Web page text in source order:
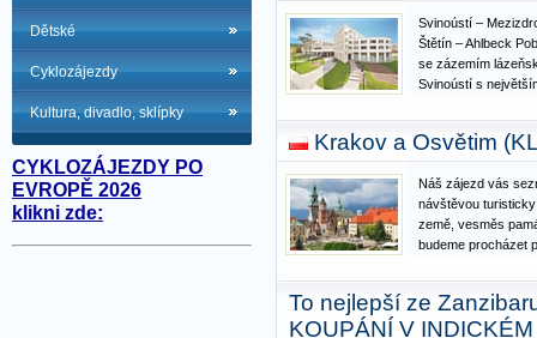
Dětské
Cyklozájezdy
Kultura, divadlo, sklípky
CYKLOZÁJEZDY PO
EVROPĚ 2026
klikni zde:
Svinoústí –
Štětín – Ahlbeck
se zázemím
Svinoústí s
dovolené na novou
zavedou do
Krakov a Osvětim
Náš zájezd vás
návštěvou
země, vesměs
budeme procházet
Krakov jako jediný
zničen za 2.
To nejlepší ze
KOUPÁNÍ V